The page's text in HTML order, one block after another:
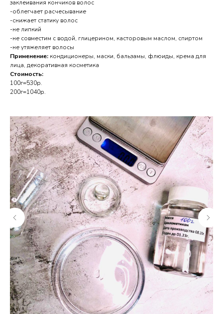
заклеивания кончиков волос
-облегчает расчесывание
-снижает статику волос
-не липкий
-не совместим с водой, глицерином, касторовым маслом, спиртом
-не утяжеляет волосы
Применение: кондиционеры, маски, бальзамы, флюиды, крема для
лица, декоративная косметика
Стоимость:
100г=530р.
200г=1040р.